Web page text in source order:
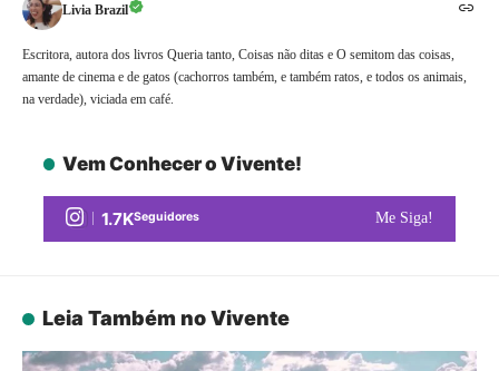
Livia Brazil
Escritora, autora dos livros Queria tanto, Coisas não ditas e O semitom das coisas,
amante de cinema e de gatos (cachorros também, e também ratos, e todos os animais,
na verdade), viciada em café.
Vem Conhecer o Vivente!
1.7KSeguidores Me Siga!
Leia Também no Vivente